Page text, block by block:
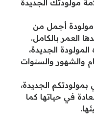
مولودتك الجديدة
مولودة أجمل من
العمر بالكامل.
الجديدة،
والشهور والسنوات
الجديدة،
في حياتها كما